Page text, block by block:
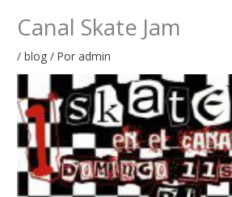
Canal Skate Jam
/blog / Por admin